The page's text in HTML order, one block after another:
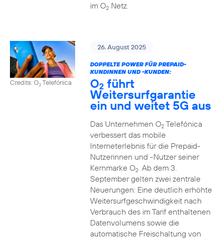
im O2Netz.
Credits: O2Telefónica
26. August 2025
DOPPELTE POWER FÜR PREPAID-
KUNDINNEN UND -KUNDEN:
O2 führt
Weitersurfgarantie
ein und weitet 5G aus
Das Unternehmen O2Telefónica
verbessert das mobile
Interneterlebnis für die Prepaid-
Nutzerinnen und -Nutzer seiner
Kernmarke O2. Ab dem 3.
September gelten zwei zentrale
Neuerungen: Eine deutlich erhöhte
Weitersurfgeschwindigkeit nach
Verbrauch des im Tarif enthaltenen
Datenvolumens sowie die
automatische Freischaltung von